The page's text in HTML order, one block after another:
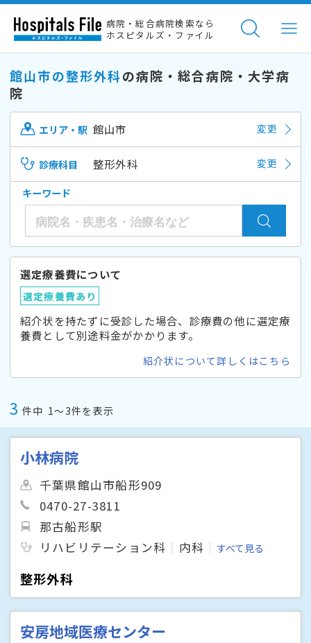
病院・総合病院検索なら
ホスピタルズ・ファイル
館山市の整形外科の病院・総合病院・大学病
院
エリア・駅 館山市 変更
診療科目 整形外科 変更
キーワード
選定療養費について
選定療養費あり
紹介状を持たずに受診した場合、診療費の他に選定療
養費として別途料金がかかります。
紹介状について詳しくはこちら
3 件中 1〜3件を表示
小林病院
千葉県館山市船形909
0470-27-3811
那古船形駅
リハビリテーション科
内科 すべて見る
整形外科
安房地域医療センター